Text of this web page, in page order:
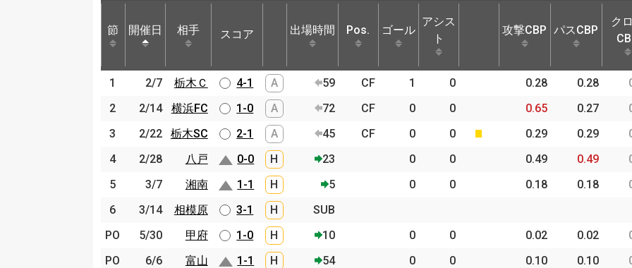
節 開催日 相手 スコア 出場時間 Pos. ゴール
アシス
ト
攻撃CBP パスCBP
ク
節 開催日 相手 スコア 出場時間 Pos. ゴール
アシス
攻撃CBP パスCBP
ク
1 2/7 栃木Ｃ 4-1 A 59 CF 1 0 0.28 0.28
2
2/14 横浜FC 1-0 A 72 CF 0 0 0.65 0.27
3
2/22 栃木SC 2-1 A 45 CF 0 0 0.29 0.29
4
2/28 八戸 0-0 H 23 0 0 0.49 0.49
5
3/7 湘南 1-1 H 5 0 0 0.18 0.18
6
3/14 相模原 3-1 H
SUB
PO
5/30 甲府 1-0 H 10 0 0 0.02 0.02
PO
6/6 富山 1-1 H 54 0 0 0.10 0.10
節 開催日 相手
1 2/7
栃木Ｃ
2
2/14
横浜FC
3
2/22
栃木SC
4
2/28
八戸
5
3/7
湘南
6
3/14
相模原
PO
5/30
甲府
PO
6/6 富山